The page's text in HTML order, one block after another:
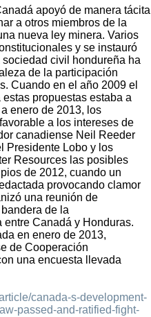
apoyó de manera tácita
a otros miembros de la
nueva ley minera. Varios
y se instauró
civil hondureña ha
de la participación
Cuando en el año 2009 el
propuestas estaba a
enero de 2013, los
a los intereses de
canadiense Neil Reeder
Presidente Lobo y los
Resources las posibles
de 2012, cuando un
provocando clamor
una reunión de
de la
Canadá y Honduras.
en enero de 2013,
de Cooperación
una encuesta llevada
canada-s-development-
passed-and-ratified-fight-